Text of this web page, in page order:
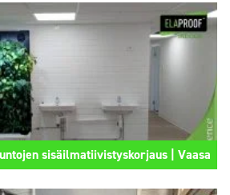
sisäilmatiivistyskorjaus | Vaasa